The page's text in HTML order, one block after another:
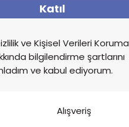
Katıl
ve Kişisel Verileri Koruma
bilgilendirme şartlarını
ve kabul ediyorum.
Alışveriş